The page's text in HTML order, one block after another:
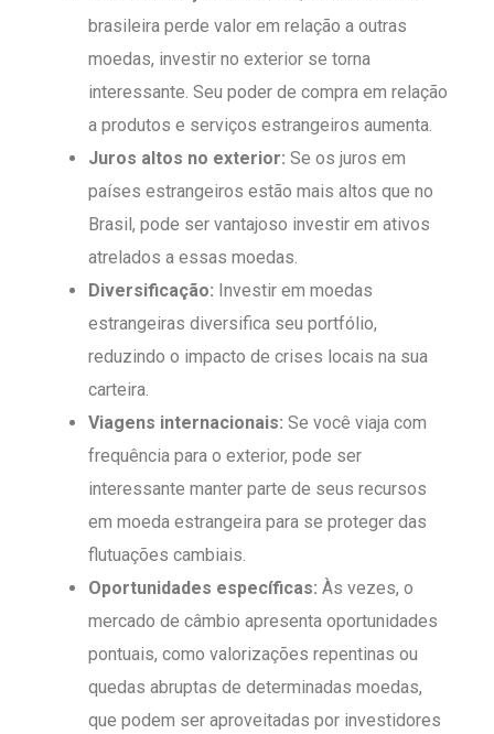
brasileira perde valor em relação a outras
moedas, investir no exterior se torna
interessante. Seu poder de compra em relação
a produtos e serviços estrangeiros aumenta.
Juros altos no exterior: Se os juros em
países estrangeiros estão mais altos que no
Brasil, pode ser vantajoso investir em ativos
atrelados a essas moedas.
Diversificação: Investir em moedas
estrangeiras diversifica seu portfólio,
reduzindo o impacto de crises locais na sua
carteira.
Viagens internacionais: Se você viaja com
frequência para o exterior, pode ser
interessante manter parte de seus recursos
em moeda estrangeira para se proteger das
flutuações cambiais.
Oportunidades específicas: Às vezes, o
mercado de câmbio apresenta oportunidades
pontuais, como valorizações repentinas ou
quedas abruptas de determinadas moedas,
que podem ser aproveitadas por investidores